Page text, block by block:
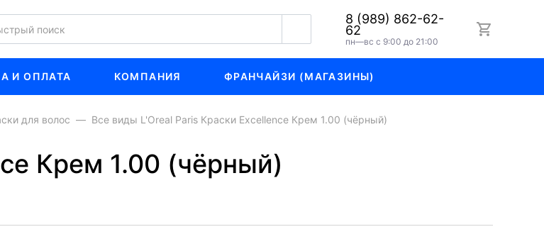
8 (989) 862-62-
62
пн—вс с 9:00 до 21:00
И ОПЛАТА КОМПАНИЯ ФРАНЧАЙЗИ (МАГАЗИНЫ)
для волос Все виды L'Oreal Paris Краски Excellence Крем 1.00 (чёрный)
Крем 1.00 (чёрный)